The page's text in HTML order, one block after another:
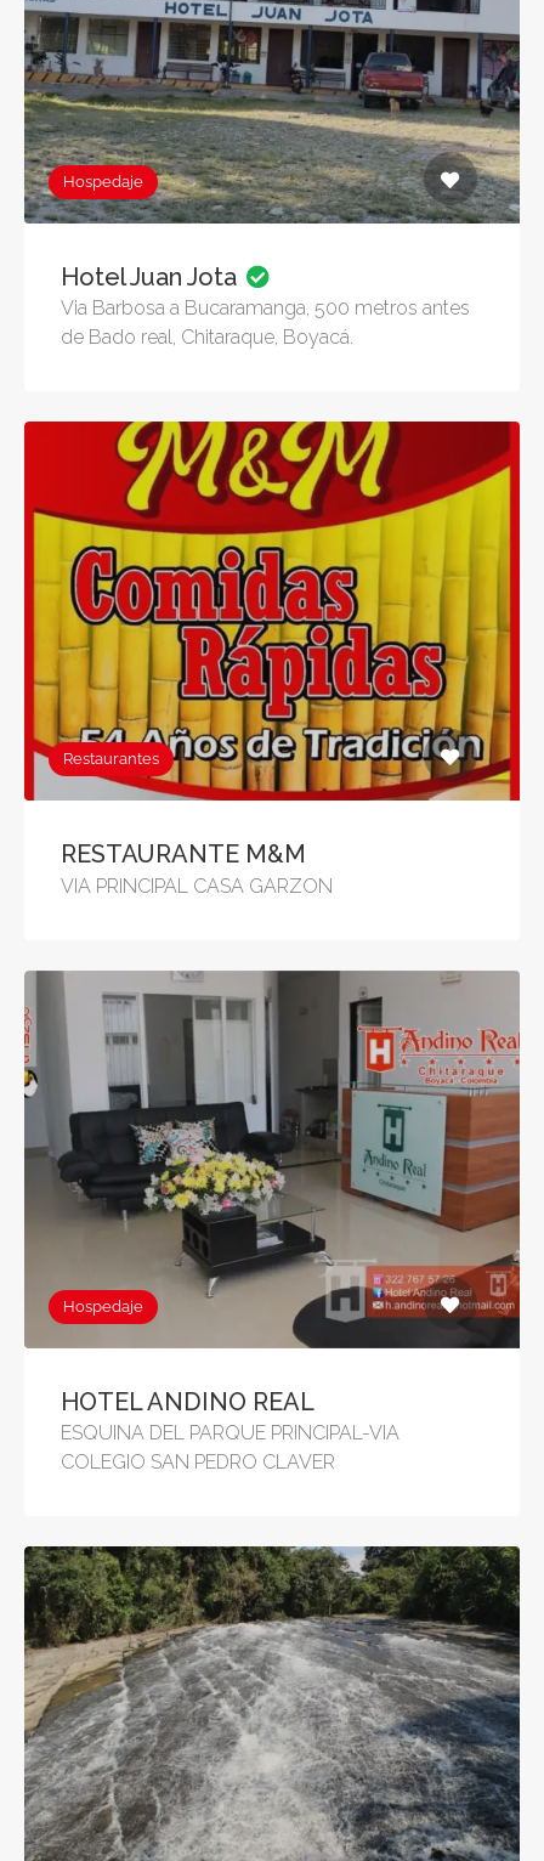
Hospedaje
Hotel Juan Jota
Via Barbosa a Bucaramanga, 500 metros antes
de Bado real, Chitaraque, Boyacá.
Restaurantes
RESTAURANTE M&M
VIA PRINCIPAL CASA GARZON
Hospedaje
HOTEL ANDINO REAL
ESQUINA DEL PARQUE PRINCIPAL-VIA
COLEGIO SAN PEDRO CLAVER